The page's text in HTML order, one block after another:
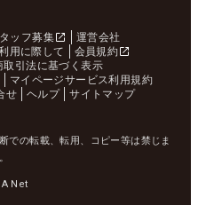
ッフ募集
運営会社
用に際して
会員規約
取引法に基づく表示
マイページサービス利用規約
せ ヘルプ サイトマップ
での転載、転用、コピー等は禁じま
Net